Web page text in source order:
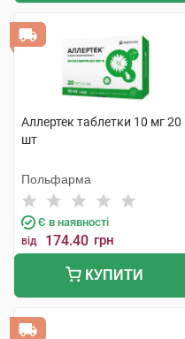
Аллертек таблетки 10 мг 20
шт
Польфарма
Є в наявності
від 174.40 грн
КУПИТИ